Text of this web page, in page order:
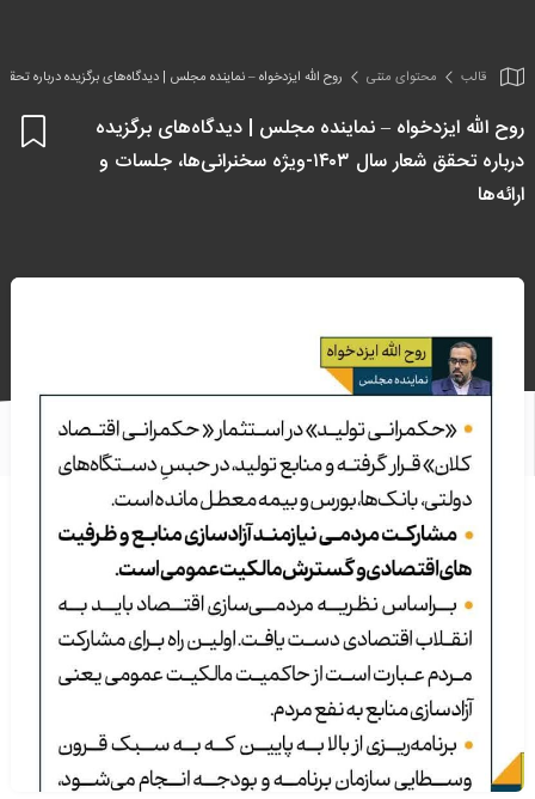
قالب محتوای متنی روح الله ایزدخواه – نماینده مجلس | دیدگاه‌های برگزیده درباره تحقق شعار سال ۱۴۰۳-ویژه
روح الله ایزدخواه – نماینده مجلس | دیدگاه‌های برگزیده
درباره تحقق شعار سال ۱۴۰۳-ویژه سخنرانی‌ها، جلسات و
ارائه‌ها